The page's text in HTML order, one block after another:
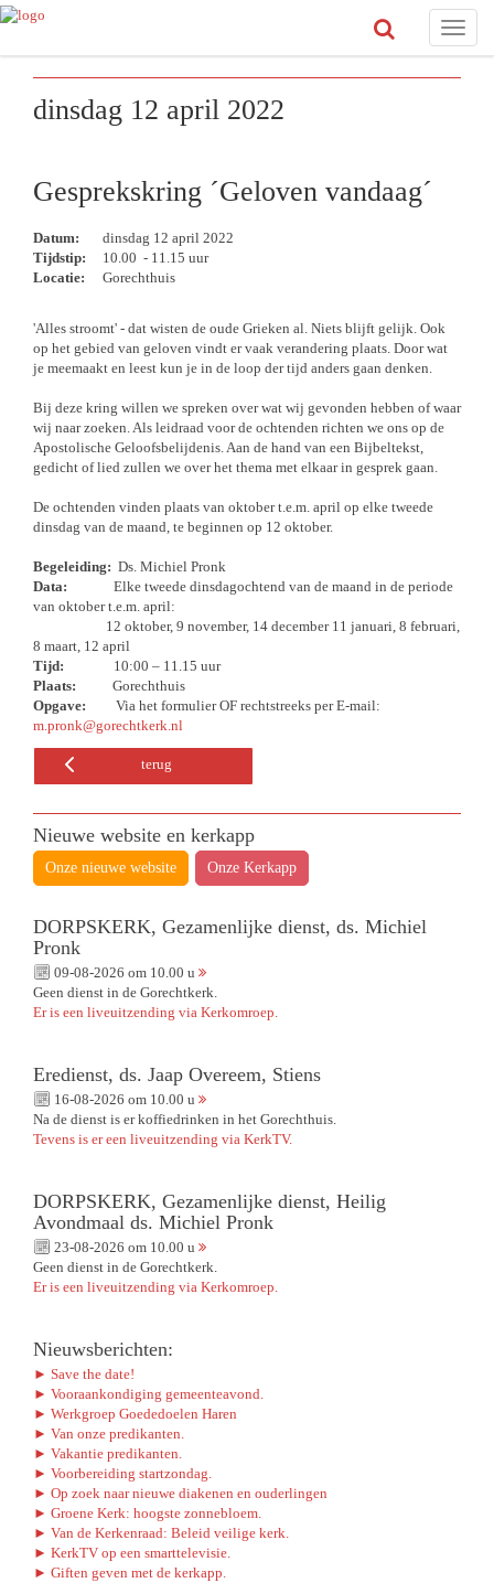
Toggle
dinsdag 12 april 2022
Gesprekskring ´Geloven vandaag´
Datum:
dinsdag 12 april 2022
Tijdstip:
10.00 - 11.15 uur
Locatie:
Gorechthuis
'Alles stroomt' - dat wisten de oude Grieken al. Niets blijft gelijk. Ook
op het gebied van geloven vindt er vaak verandering plaats. Door wat
je meemaakt en leest kun je in de loop der tijd anders gaan denken.
Bij deze kring willen we spreken over wat wij gevonden hebben of waar
wij naar zoeken. Als leidraad voor de ochtenden richten we ons op de
Apostolische Geloofsbelijdenis. Aan de hand van een Bijbeltekst,
gedicht of lied zullen we over het thema met elkaar in gesprek gaan.
De ochtenden vinden plaats van oktober t.e.m. april op elke tweede
dinsdag van de maand, te beginnen op 12 oktober.
Begeleiding: Ds. Michiel Pronk
Data: Elke tweede dinsdagochtend van de maand in de periode
van oktober t.e.m. april:
12 oktober, 9 november, 14 december 11 januari, 8 februari,
8 maart, 12 april
Tijd:
10:00 – 11.15 uur
Plaats: Gorechthuis
Opgave: Via het formulier OF rechtstreeks per E-mail:
m.pronk@gorechtkerk.nl
terug
Nieuwe website en kerkapp
Onze nieuwe website Onze Kerkapp
DORPSKERK, Gezamenlijke dienst, ds. Michiel
Pronk
09-08-2026 om 10.00 u
Geen dienst in de Gorechtkerk.
Er is een liveuitzending via Kerkomroep.
Eredienst, ds. Jaap Overeem, Stiens
16-08-2026 om 10.00 u
Na de dienst is er koffiedrinken in het Gorechthuis.
Tevens is er een liveuitzending via KerkTV.
DORPSKERK, Gezamenlijke dienst, Heilig
Avondmaal ds. Michiel Pronk
23-08-2026 om 10.00 u
Geen dienst in de Gorechtkerk.
Er is een liveuitzending via Kerkomroep.
Nieuwsberichten:
► Save the date!
► Vooraankondiging gemeenteavond.
► Werkgroep Goededoelen Haren
► Van onze predikanten.
► Vakantie predikanten.
► Voorbereiding startzondag.
► Op zoek naar nieuwe diakenen en ouderlingen
► Groene Kerk: hoogste zonnebloem.
► Van de Kerkenraad: Beleid veilige kerk.
► KerkTV op een smarttelevisie.
► Giften geven met de kerkapp.